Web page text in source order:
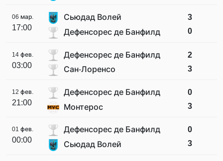
06 мар.
17:00
Сьюдад Волей
Дефенсорес де Банфилд
3
0
14 фев.
03:00
Дефенсорес де Банфилд
Сан-Лоренсо
2
3
12 фев.
21:00
Дефенсорес де Банфилд
Монтерос
0
3
01 фев.
00:00
Дефенсорес де Банфилд
Сьюдад Волей
0
3